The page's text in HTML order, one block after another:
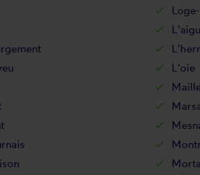
L'oie